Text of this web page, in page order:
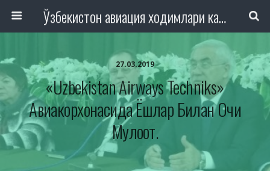
Ўзбекистон авиация ходимлари касаба уюшмаси Республика Кенгаши
27.03.2019
«Uzbekistan Airways Techniks»
Авиакорхонасида Ёшлар Билан Очиқ
Мулоқот.